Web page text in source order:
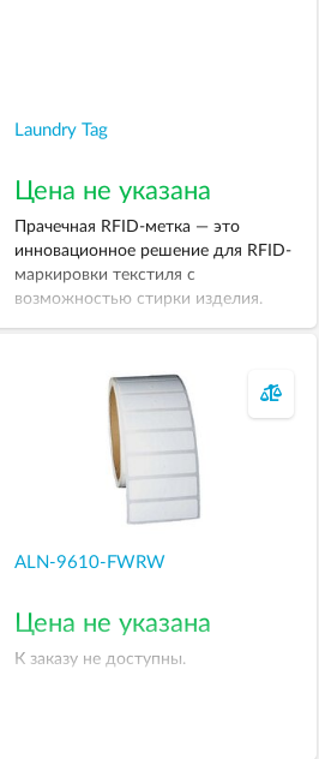
Laundry Tag
Цена не указана
Прачечная RFID-метка — это
инновационное решение для RFID-
маркировки текстиля с
возможностью стирки изделия.
разработана для использования в
спецодежде: на производстве, в
лабораториях и пр. Метки
соответствуют международному
стандарту ИСО 18000-6C, это
гарантирует возможность их
использования во всем мире.
ALN-9610-FWRW
Цена не указана
К заказу не доступны.